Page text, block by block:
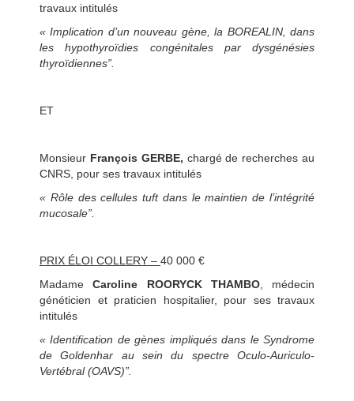
travaux intitulés
« Implication d’un nouveau gène, la BOREALIN, dans
les hypothyroïdies congénitales par dysgénésies
thyroïdiennes”.
ET
Monsieur François GERBE, chargé de recherches au
CNRS, pour ses travaux intitulés
« Rôle des cellules tuft dans le maintien de l’intégrité
mucosale”.
PRIX ÉLOI COLLERY – 40 000 €
MadameCaroline ROORYCK THAMBO, médecin
généticien et praticien hospitalier, pour ses travaux
intitulés
« Identification de gènes impliqués dans le Syndrome
de Goldenhar au sein du spectre Oculo-Auriculo-
Vertébral (OAVS)”.